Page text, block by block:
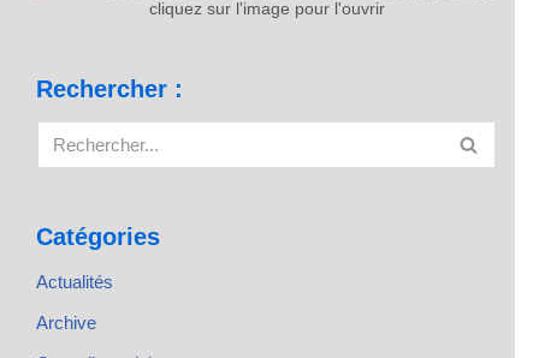
cliquez sur l'image pour l'ouvrir
Rechercher :
Catégories
Actualités
Archive